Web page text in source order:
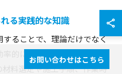
る実践的な知識
ることで、理論だけでなく
的に身につけることができ
材料選定や施工手順、作業時
お問い合わせはこちら